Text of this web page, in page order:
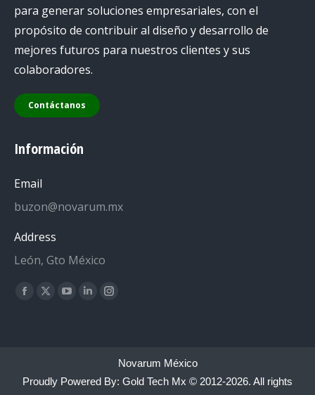
para generar soluciones empresariales, con el
propósito de contribuir al diseño y desarrollo de
mejores futuros para nuestros clientes y sus
colaboradores.
Contáctanos
Información
Email
buzon@novarum.mx
Address
León, Gto México
Encuéntranos en:
Facebook
window
X
window
YouTube
Linkedin
window
Instagram
window
Novarum México
Proudly Powered By: Gold Tech Mx © 2012-2026. All rights